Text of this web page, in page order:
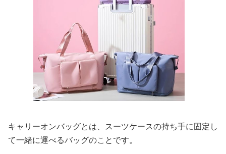
キャリーオンバッグとは、スーツケースの持ち手に固定し
て一緒に運べるバッグのことです。